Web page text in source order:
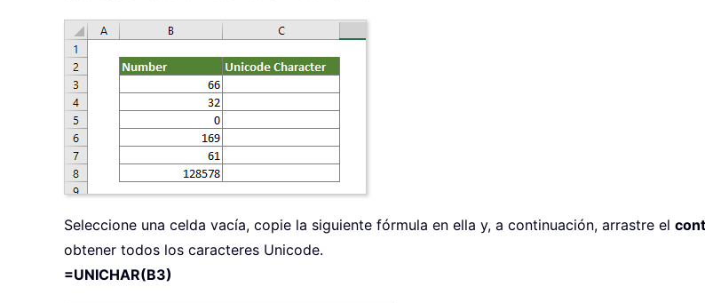
Seleccione una celda vacía, copie la siguiente fórmula en ella y, a continuación, arrastre el
obtener todos los caracteres Unicode.
=UNICHAR(B3)